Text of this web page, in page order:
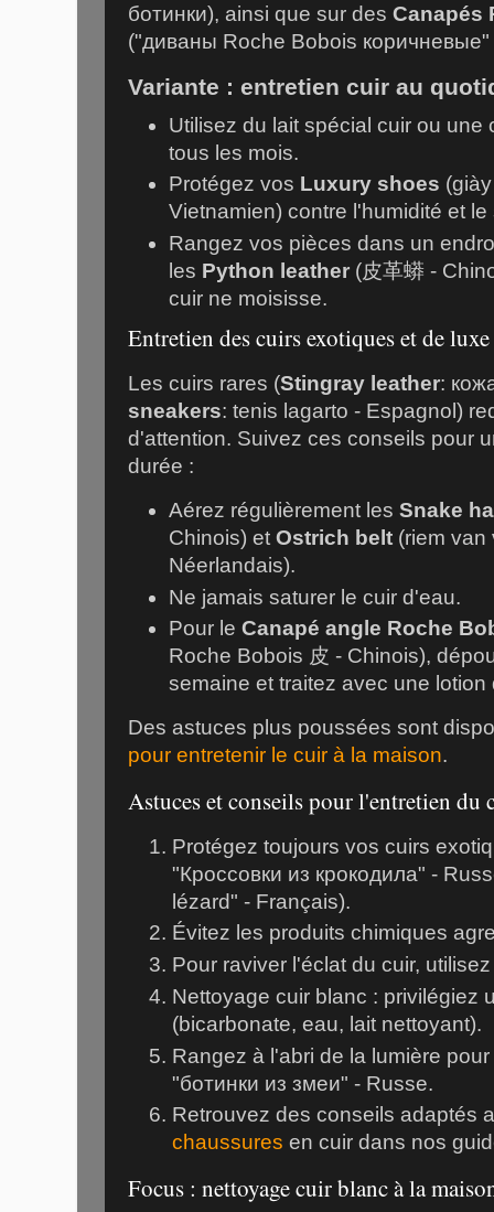
ботинки), ainsi que sur des Canapés
("диваны Roche Bobois
Variante : entretien cuir au
Utilisez du lait spécial cuir ou une
tous les mois.
Protégez vos Luxury shoes
Vietnamien) contre l'humidité et le
Rangez vos pièces dans un
les Python leather (皮革蟒 -
cuir ne moisisse.
Entretien des cuirs exotiques et de luxe
Les cuirs rares (Stingray leather:
sneakers: tenis lagarto - Espagnol)
d'attention. Suivez ces conseils pour
durée :
Aérez régulièrement lesSnake
Chinois) etOstrich belt (riem van
Néerlandais).
Ne jamais saturer le cuir d'eau.
Pour leCanapé angle Roche
Roche Bobois 皮 - Chinois),
semaine et traitez avec une lotion
Des astuces plus poussées sont
pour entretenir le cuir à la maison.
Astuces et conseils pour l'entretien du
Protégez toujours vos cuirs
"Кроссовки из крокодила" -
lézard" - Français).
Évitez les produits chimiques
Pour raviver l'éclat du cuir,
Nettoyage cuir blanc : privilégiez
(bicarbonate, eau, lait nettoyant).
Rangez à l'abri de la lumière
"ботинки из змеи" - Russe.
Retrouvez des conseils adaptés
chaussures en cuir dans nos
Focus : nettoyage cuir blanc à la